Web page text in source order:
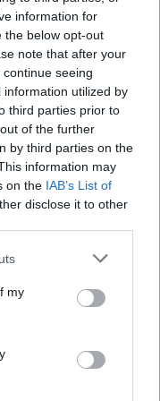
information for
the below opt-out
note that after your
seeing
utilized by
third parties prior to
of the further
by third parties on the
information may
on the IAB’s List of
disclose it to other
one or more Google
You may click to
third-party tags to
in below Google
my
VAGY A
HASZNÁLJÁK A
A FŐZŐVÍZBE,